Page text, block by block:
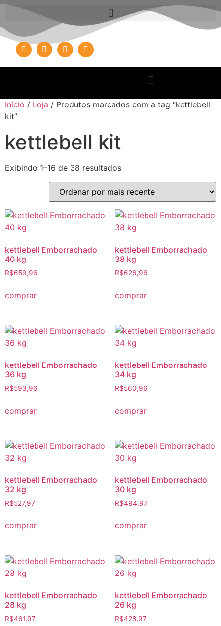
Início / Loja / Produtos marcados com a tag “kettlebell
kit”
kettlebell kit
Exibindo 1–16 de 38 resultados
kettlebell Emborrachado
40 kg
R$659,96
comprar
kettlebell Emborrachado
38 kg
R$626,96
comprar
kettlebell Emborrachado
36 kg
R$593,96
comprar
kettlebell Emborrachado
34 kg
R$560,96
comprar
kettlebell Emborrachado
32 kg
R$527,97
comprar
kettlebell Emborrachado
30 kg
R$494,97
comprar
kettlebell Emborrachado
28 kg
R$461,97
kettlebell Emborrachado
26 kg
R$428,97